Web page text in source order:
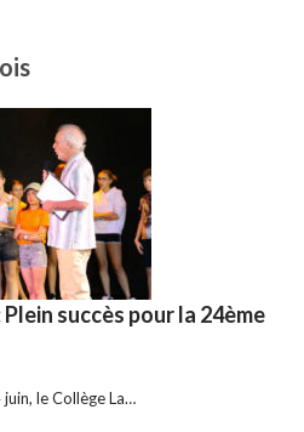
succès pour la 24ème
le Collège La…